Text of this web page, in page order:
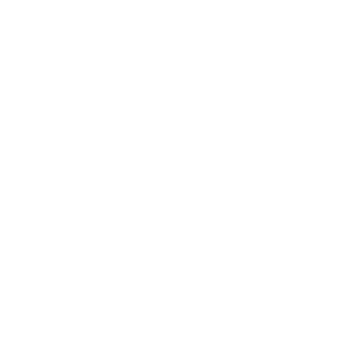
供させていただ
了承ください。
き作成されるも
をご了承くださ
にご登録され
社の共同利用者
とをご了承くだ
ず変更すること
下、フタル酸ジブチ
) : 1000ppm、
、
ない年数を意
貨物等」とい
可)を取得する
要な手段を講じ
ムロン制御